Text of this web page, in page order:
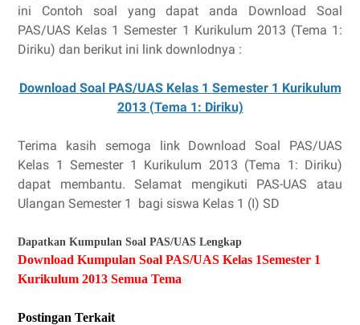
ini Contoh soal yang dapat anda Download Soal
PAS/UAS Kelas 1 Semester 1 Kurikulum 2013 (Tema 1:
Diriku) dan berikut ini link downlodnya :
Download Soal PAS/UAS Kelas 1 Semester 1 Kurikulum
2013 (Tema 1: Diriku)
Terima kasih semoga link Download Soal PAS/UAS
Kelas 1 Semester 1 Kurikulum 2013 (Tema 1: Diriku)
dapat membantu. Selamat mengikuti PAS-UAS atau
Ulangan Semester 1
bagi siswa Kelas 1 (I) SD
Dapatkan Kumpulan Soal PAS/UAS Lengkap
Download Kumpulan Soal PAS/UAS Kelas 1Semester 1
Kurikulum 2013 Semua Tema
Postingan Terkait